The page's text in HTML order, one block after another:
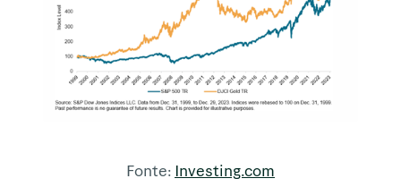
Fonte: Investing.com